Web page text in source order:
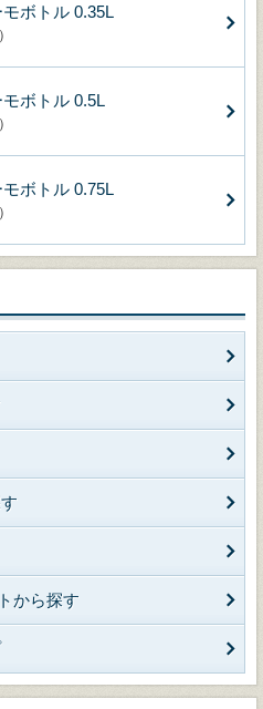
ボトル 0.35L
ボトル 0.5L
ボトル 0.75L
から探す